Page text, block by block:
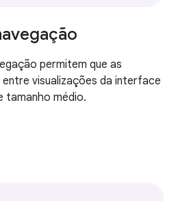
permitem que as
visualizações da interface
tamanho médio.